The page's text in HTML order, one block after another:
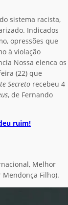
sistema racista,
Indicados
opressões que
à violação
Nossa elenca os
(22) que
Secreto recebeu 4
, de Fernando
ruim!
Melhor
Filho).